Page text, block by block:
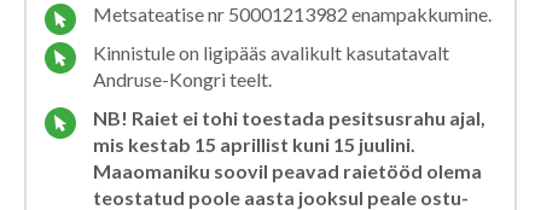
Metsateatise nr 50001213982 enampakkumine.
Kinnistule on ligipääs avalikult kasutatavalt
Andruse-Kongri teelt.
NB! Raiet ei tohi toestada pesitsusrahu ajal,
mis kestab 15 aprillist kuni 15 juulini.
Maaomaniku soovil peavad raietööd olema
teostatud poole aasta jooksul peale ostu-